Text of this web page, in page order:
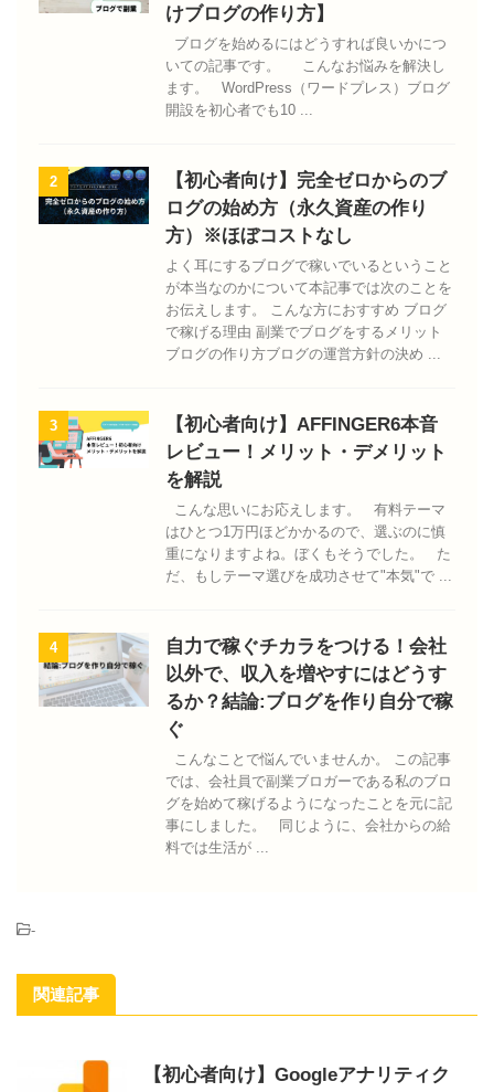
けブログの作り方】
ブログを始めるにはどうすれば良いかにつ
いての記事です。 こんなお悩みを解決し
ます。 WordPress（ワードプレス）ブログ
開設を初心者でも10 ...
2
【初心者向け】完全ゼロからのブ
ログの始め方（永久資産の作り
方）※ほぼコストなし
よく耳にするブログで稼いでいるということ
が本当なのかについて本記事では次のことを
お伝えします。 こんな方におすすめ ブログ
で稼げる理由 副業でブログをするメリット
ブログの作り方ブログの運営方針の決め ...
3
【初心者向け】AFFINGER6本音
レビュー！メリット・デメリット
を解説
こんな思いにお応えします。 有料テーマ
はひとつ1万円ほどかかるので、選ぶのに慎
重になりますよね。ぼくもそうでした。 た
だ、もしテーマ選びを成功させて"本気"で ...
4
自力で稼ぐチカラをつける！会社
以外で、収入を増やすにはどうす
るか？結論:ブログを作り自分で稼
ぐ
こんなことで悩んでいませんか。 この記事
では、会社員で副業ブロガーである私のブロ
グを始めて稼げるようになったことを元に記
事にしました。 同じように、会社からの給
料では生活が ...
-
関連記事
【初心者向け】Googleアナリティク